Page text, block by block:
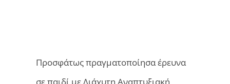
Προσφάτως πραγματοποίησα έρευνα